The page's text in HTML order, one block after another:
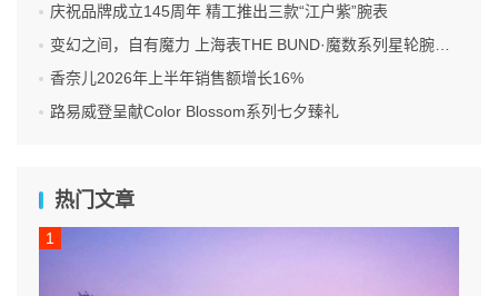
庆祝品牌成立145周年 精工推出三款“江户紫”腕表
变幻之间，自有魔力 上海表THE BUND·魔数系列星轮腕表焕新双面登场
香奈儿2026年上半年销售额增长16%
路易威登呈献Color Blossom系列七夕臻礼
热门文章